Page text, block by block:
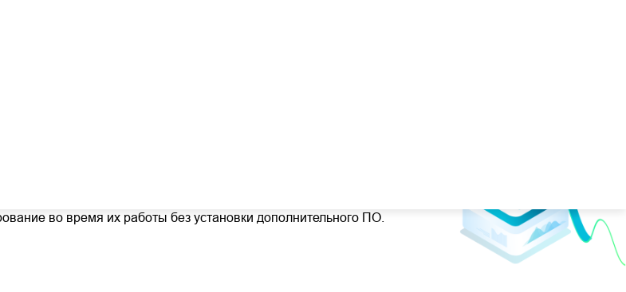
по поводу влияния на производительность рабочих серверов. Vinchin
во время их работы без установки дополнительного ПО.